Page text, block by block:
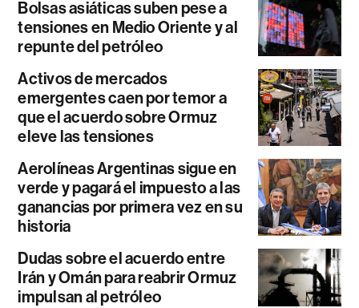
Bolsas asiáticas suben pese a
tensiones en Medio Oriente y al
repunte del petróleo
Activos de mercados
emergentes caen por temor a
que el acuerdo sobre Ormuz
eleve las tensiones
Aerolíneas Argentinas sigue en
verde y pagará el impuesto a las
ganancias por primera vez en su
historia
Dudas sobre el acuerdo entre
Irán y Omán para reabrir Ormuz
impulsan al petróleo